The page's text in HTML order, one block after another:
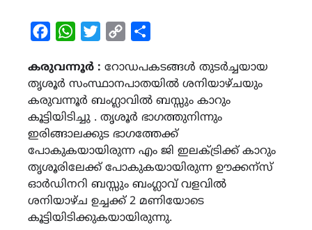
FacebookWhatsAppTwitterCopy
കരുവന്നൂർ : റോഡപകടങ്ങൾ തുടർച്ചയായ
തൃശൂർ സംസ്ഥാനപാതയിൽ ശനിയാഴ്ചയും
കരുവന്നൂർ ബംഗ്ലാവിൽ ബസ്സും കാറും
കൂട്ടിയിടിച്ചു . തൃശൂർ ഭാഗത്തുനിന്നും
ഇരിങ്ങാലക്കുട ഭാഗത്തേക്ക്
പോകുകയായിരുന്ന എം ജി ഇലക്ട്രിക്ക് കാറും
തൃശൂരിലേക്ക് പോകുകയായിരുന്ന ഊക്കന്സ്
ഓർഡിനറി ബസ്സും ബംഗ്ലാവ് വളവിൽ
ശനിയാഴ്ച ഉച്ചക്ക് 2 മണിയോടെ
കൂട്ടിയിടിക്കുകയായിരുന്നു.